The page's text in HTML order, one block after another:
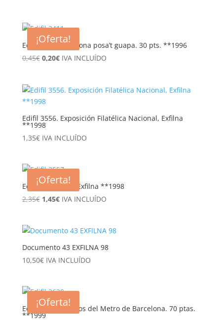
era:
0,80€.
es:
0,40€.
¡Oferta!
Edifil 3411 Barcelona posa’t guapa. 30 pts. **1996
0,45€ El
era:
0,45€.
0,20€El
es:
IVA INCLUÍDO
Edifil 3556. Exposición Filatélica Nacional, Exfilna
**1998
1,35€ IVA INCLUÍDO
¡Oferta!
Edifil 3557. Hoja Exfilna **1998
2,35€ El
era:
2,35€.
1,45€El
es:
1,45€.
IVA INCLUÍDO
Documento 43 EXFILNA 98
10,50€ IVA INCLUÍDO
¡Oferta!
Edifil 3629. 75 años del Metro de Barcelona. 70 ptas.
**1999